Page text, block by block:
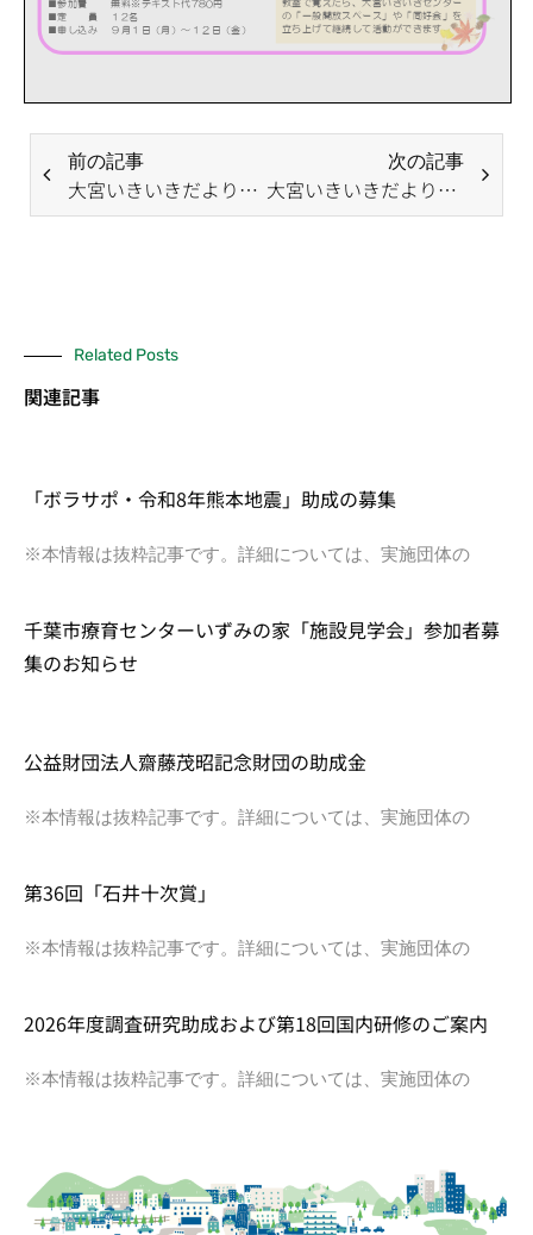
前の記事
大宮いきいきだより（8月号）
次の記事
大宮いきいきだより（10月号）
Related Posts
関連記事
「ボラサポ・令和8年熊本地震」助成の募集
※本情報は抜粋記事です。詳細については、実施団体の
千葉市療育センターいずみの家「施設見学会」参加者募
集のお知らせ
公益財団法人齋藤茂昭記念財団の助成金
※本情報は抜粋記事です。詳細については、実施団体の
第36回「石井十次賞」
※本情報は抜粋記事です。詳細については、実施団体の
2026年度調査研究助成および第18回国内研修のご案内
※本情報は抜粋記事です。詳細については、実施団体の